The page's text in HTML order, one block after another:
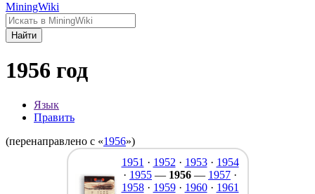
MiningWiki
Найти
1956 год
Язык
Править
(перенаправлено с «1956»)
1951 · 1952 · 1953· 1954
· 1955 — 1956 — 1957 ·
1958· 1959· 1960· 1961